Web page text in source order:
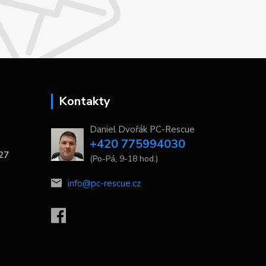
Kontakty
Daniel Dvořák PC-Rescue
+420 775994030
(Po-Pá, 9-18 hod.)
info@pc-rescue.cz